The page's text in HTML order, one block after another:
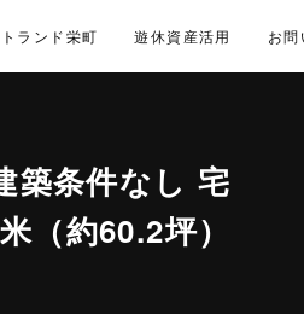
ランド栄町 遊休資産活用 お問
条件なし 宅
約60.2坪）